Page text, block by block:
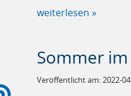
weiterlesen »
Sommer
Veröffentlicht am: 2022-